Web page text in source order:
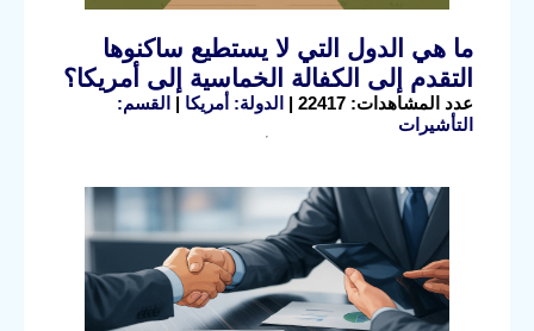
ما هي الدول التي لا يستطيع ساكنوها
التقدم إلى الكفالة الخماسية إلى أمريكا؟
عدد المشاهدات: 22417 | الدولة: أمريكا | القسم:
التأشيرات